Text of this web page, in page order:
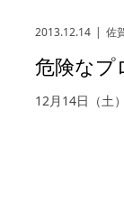
2013.12.14 佐
危険なプ
12月14日（土